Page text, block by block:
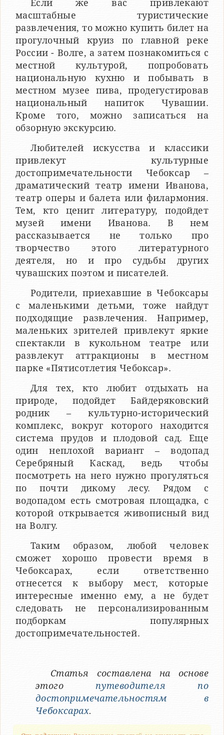
Если же вас привлекают
масштабные туристические
развлечения, то можно купить билет на
прогулочный круиз по главной реке
России - Волге, а затем познакомиться с
местной культурой, попробовать
национальную кухню и побывать в
местном музее пива, продегустировав
национальный напиток Чувашии.
Кроме того, можно записаться на
обзорную экскурсию.
Любителей искусства и классики
привлекут культурные
достопримечательности Чебоксар –
драматический театр имени Иванова,
театр оперы и балета или филармония.
Тем, кто ценит литературу, подойдет
музей имени Иванова. В нем
рассказывается не только про
творчество этого литературного
деятеля, но и про судьбы других
чувашских поэтом и писателей.
Родители, приехавшие в Чебоксары
с маленькими детьми, тоже найдут
подходящие развлечения. Например,
маленьких зрителей привлекут яркие
спектакли в кукольном театре или
развлекут аттракционы в местном
парке «Пятисотлетия Чебоксар».
Для тех, кто любит отдыхать на
природе, подойдет Байдеряковский
родник – культурно-исторический
комплекс, вокруг которого находится
система прудов и плодовой сад. Еще
один неплохой вариант – водопад
Серебряный Каскад, ведь чтобы
посмотреть на него нужно прогуляться
по почти дикому лесу. Рядом с
водопадом есть смотровая площадка, с
которой открывается живописный вид
на Волгу.
Таким образом, любой человек
сможет хорошо провести время в
Чебоксарах, если ответственно
отнесется к выбору мест, которые
интересные именно ему, а не будет
следовать не персонализированным
подборкам популярных
достопримечательностей.
Статья составлена на основе
этого путеводителя по
достопримечательностям в
Чебоксарах.